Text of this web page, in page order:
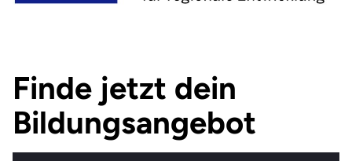
Finde jetzt dein
Bildungsangebot